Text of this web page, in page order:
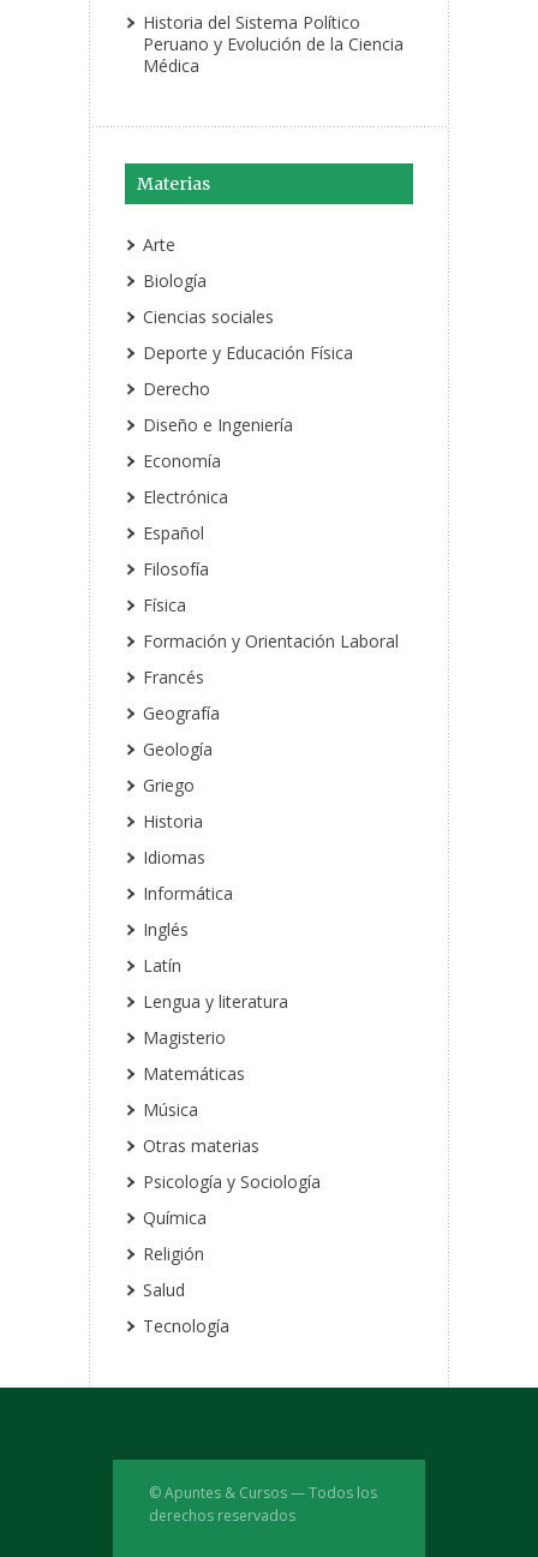
Historia del Sistema Político
Peruano y Evolución de la Ciencia
Médica
Materias
Arte
Biología
Ciencias sociales
Deporte y Educación Física
Derecho
Diseño e Ingeniería
Economía
Electrónica
Español
Filosofía
Física
Formación y Orientación Laboral
Francés
Geografía
Geología
Griego
Historia
Idiomas
Informática
Inglés
Latín
Lengua y literatura
Magisterio
Matemáticas
Música
Otras materias
Psicología y Sociología
Química
Religión
Salud
Tecnología
© Apuntes & Cursos — Todos los
derechos reservados